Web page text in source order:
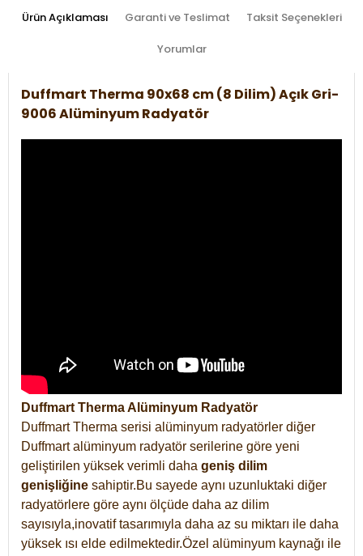
Ürün Açıklaması Garanti ve Teslimat Taksit Seçenekleri
Yorumlar
Duffmart Therma 90x68 cm (8 Dilim) Açık Gri-
9006 Alüminyum Radyatör
Duffmart Therma Alüminyum Radyatör
Duffmart Therma serisi alüminyum radyatörler diğer
Duffmart alüminyum radyatör serilerine göre yeni
geliştirilen yüksek verimli daha geniş dilim
genişliğine sahiptir.Bu sayede aynı uzunluktaki diğer
radyatörlere göre aynı ölçüde daha az dilim
sayısıyla,inovatif tasarımıyla daha az su miktarı ile daha
yüksek ısı elde edilmektedir.Özel alüminyum kaynağı ile